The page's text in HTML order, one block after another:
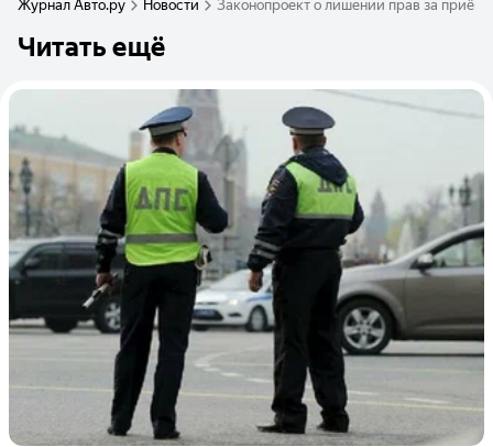
Журнал Авто.ру Новости Законопроект о лишении прав за приём
Читать ещё